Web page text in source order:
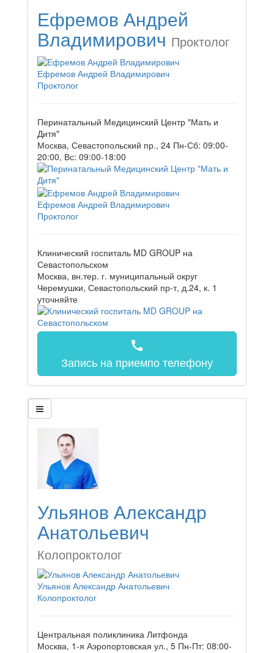
Ефремов Андрей
Владимирович Проктолог
Ефремов Андрей Владимирович
Проктолог
Перинатальный Медицинский Центр "Мать и
Дитя"
Москва, Севастопольский пр., 24 Пн-Сб: 09:00-
20:00, Вс: 09:00-18:00
Ефремов Андрей Владимирович
Проктолог
Клинический госпиталь MD GROUP на
Севастопольском
Москва, вн.тер. г. муниципальный округ
Черемушки, Севастопольский пр-т, д.24, к. 1
уточняйте
call
Запись на приемпо телефону
Ульянов Александр
Анатольевич
Колопроктолог
Ульянов Александр Анатольевич
Колопроктолог
Центральная поликлиника Литфонда
Москва, 1-я Аэропортовская ул., 5 Пн-Пт: 08:00-